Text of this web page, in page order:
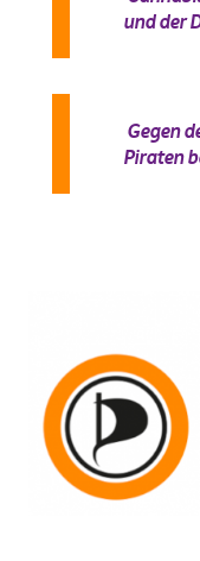
und der
Gegen
Piraten